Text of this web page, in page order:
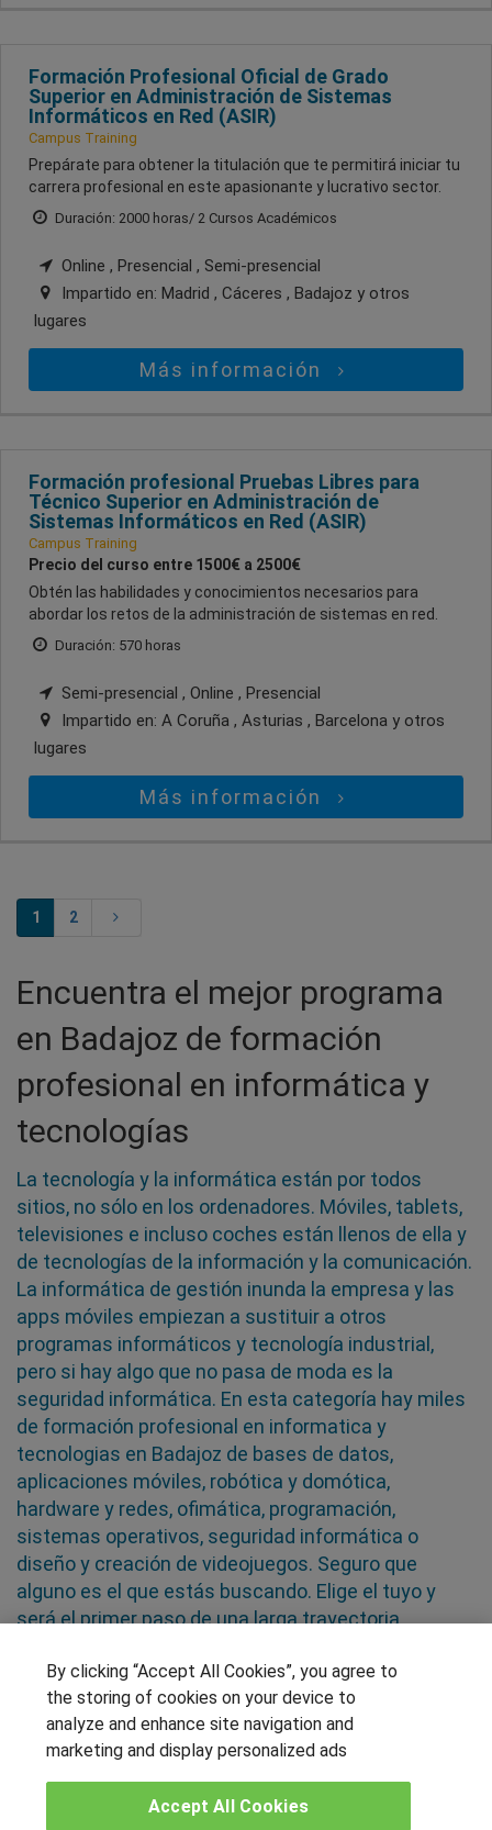
Formación Profesional Oficial de Grado
Superior en Administración de Sistemas
Informáticos en Red (ASIR)
Campus Training
Prepárate para obtener la titulación que te permitirá iniciar tu
carrera profesional en este apasionante y lucrativo sector.
Duración: 2000 horas/ 2 Cursos Académicos
Online , Presencial , Semi-presencial
Impartido en: Madrid , Cáceres , Badajoz y otros
lugares
Más información
Formación profesional Pruebas Libres para
Técnico Superior en Administración de
Sistemas Informáticos en Red (ASIR)
Campus Training
Precio del curso entre 1500€ a 2500€
Obtén las habilidades y conocimientos necesarios para
abordar los retos de la administración de sistemas en red.
Duración: 570 horas
Semi-presencial , Online , Presencial
Impartido en: A Coruña , Asturias , Barcelona y otros
lugares
Más información
1 2
Encuentra el mejor programa
en Badajoz de formación
profesional en informática y
tecnologías
La tecnología y la informática están por todos
sitios, no sólo en los ordenadores. Móviles, tablets,
televisiones e incluso coches están llenos de ella y
de tecnologías de la información y la comunicación.
La informática de gestión inunda la empresa y las
apps móviles empiezan a sustituir a otros
programas informáticos y tecnología industrial,
pero si hay algo que no pasa de moda es la
seguridad informática. En esta categoría hay miles
de formación profesional en informatica y
tecnologias en Badajoz de bases de datos,
aplicaciones móviles, robótica y domótica,
hardware y redes, ofimática, programación,
sistemas operativos, seguridad informática o
diseño y creación de videojuegos. Seguro que
alguno es el que estás buscando. Elige el tuyo y
será el primer paso de una larga trayectoria
SÍGUENOS EN LAS REDES
OTROS GRUPOS DE INTERES
By clicking “Accept All Cookies”, you agree to
the storing of cookies on your device to
analyze and enhance site navigation and
marketing and display personalized ads
Accept All Cookies